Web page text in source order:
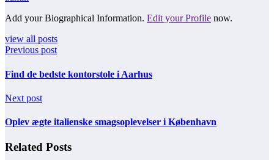
Add your Biographical Information. Edit your Profile now.
view all posts
Previous post
Find de bedste kontorstole i Aarhus
Next post
Oplev ægte italienske smagsoplevelser i København
Related Posts